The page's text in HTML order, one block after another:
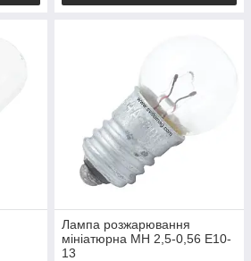
Лампа розжарювання
мініатюрна МН 2,5-0,56 E10-
13